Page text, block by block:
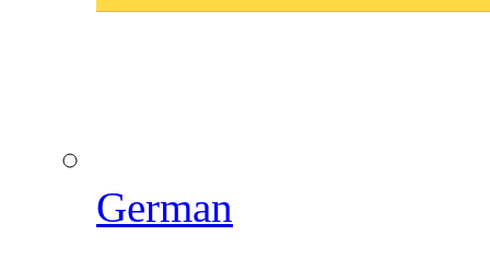
German